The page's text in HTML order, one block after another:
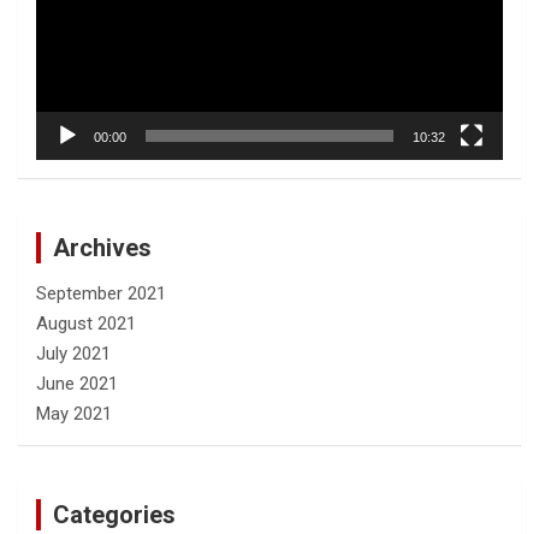
00:00 10:32
Archives
September 2021
August 2021
July 2021
June 2021
May 2021
Categories